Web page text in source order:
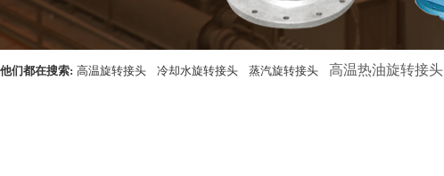
他们都在搜索: 高温旋转接头 冷却水旋转接头 蒸汽旋转接头 高温热油旋转接头